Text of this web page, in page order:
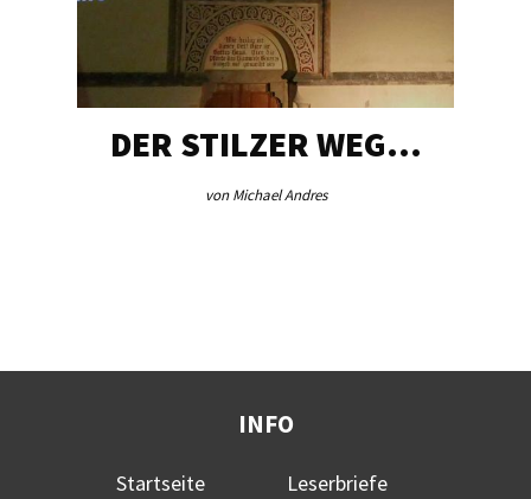
DER STILZER WEG…
von Michael Andres
INFO
Startseite
Leserbriefe